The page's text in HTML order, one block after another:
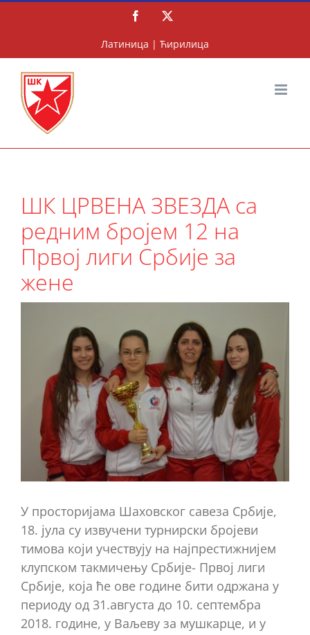
Фацебоок
Латиница | Ћирилица
ШК ЦРВЕНА ЗВЕЗДА са
редним бројем 12 на
Првој лиги Србије за
жене
У просторијама Шаховског савеза Србије,
18. јула су извучени турнирски бројеви
тимова који учествују на најпрестижнијем
клупском такмичењу Србије- Првој лиги
Србије, која ће ове године бити одржана у
периоду од 31.августа до 10. септембра
2018. године, у Ваљеву за мушкарце, и у